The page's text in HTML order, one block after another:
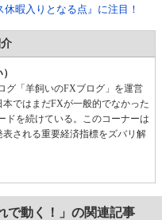
休暇入りとなる点』に注目！
グ「羊飼いのFXブログ」を運営
ではまだFXが一般的でなかった
ドを続けている。このコーナーは
される重要経済指標をズバリ解
で動く！」の関連記事